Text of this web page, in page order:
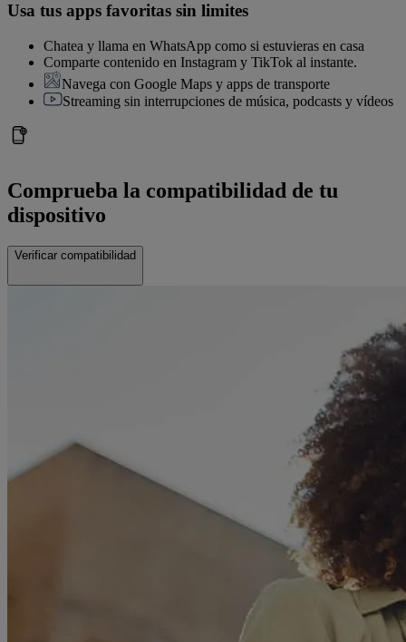
Usa tus apps favoritas sin limites
Chatea y llama en WhatsApp como si estuvieras en casa
Comparte contenido en Instagram y TikTok al instante.
Navega con Google Maps y apps de transporte
Streaming sin interrupciones de música, podcasts y vídeos
Comprueba la compatibilidad de tu
dispositivo
Verificar compatibilidad